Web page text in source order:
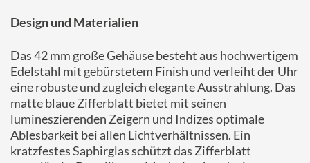
Design und Materialien
Das 42 mm große Gehäuse besteht aus hochwertigem
Edelstahl mit gebürstetem Finish und verleiht der Uhr
eine robuste und zugleich elegante Ausstrahlung. Das
matte blaue Zifferblatt bietet mit seinen
lumineszierenden Zeigern und Indizes optimale
Ablesbarkeit bei allen Lichtverhältnissen. Ein
kratzfestes Saphirglas schützt das Zifferblatt